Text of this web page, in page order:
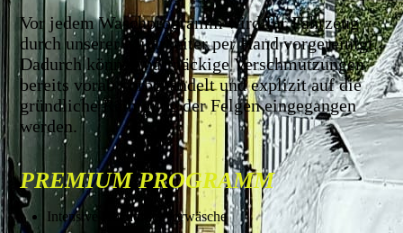
Vor jedem Waschprogramm wird Ihr Fahrzeug
durch unserer Mitarbeiter per Hand vorgereinigt.
Dadurch können hartnäckige Verschmutzungen
bereits vorab vorbehandelt und explizit auf die
gründliche Reinigung der Felgen eingegangen
werden.
PREMIUM PROGRAMM
Intensive Hochdruckvorwäsche